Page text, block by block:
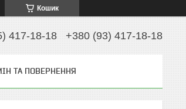
Кошик
417-18-18 +380 (93) 417-18-18
ТА ПОВЕРНЕННЯ